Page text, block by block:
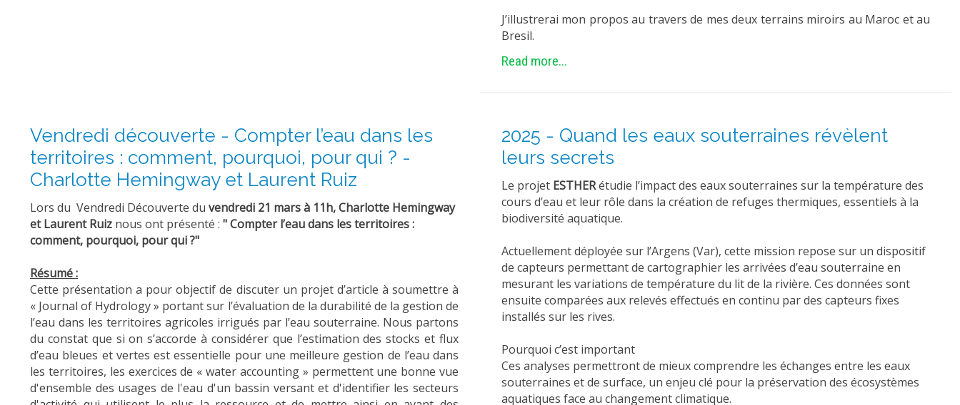
J’illustrerai mon propos au travers de mes deux terrains miroirs au Maroc et au
Bresil.
Read more...
Vendredi découverte - Compter l’eau dans les
territoires : comment, pourquoi, pour qui ? -
Charlotte Hemingway et Laurent Ruiz
Lors du Vendredi Découverte du vendredi 21 mars à 11h, Charlotte Hemingway
et Laurent Ruiz nous ont présenté : " Compter l’eau dans les territoires :
comment, pourquoi, pour qui ?"
Résumé :
Cette présentation a pour objectif de discuter un projet d’article à soumettre à
« Journal of Hydrology » portant sur l’évaluation de la durabilité de la gestion de
l’eau dans les territoires agricoles irrigués par l’eau souterraine. Nous partons
du constat que si on s’accorde à considérer que l’estimation des stocks et flux
d’eau bleues et vertes est essentielle pour une meilleure gestion de l’eau dans
les territoires, les exercices de « water accounting » permettent une bonne vue
d'ensemble des usages de l'eau d'un bassin versant et d'identifier les secteurs
2025 - Quand les eaux souterraines révèlent
leurs secrets
Le projet ESTHERétudie l’impact des eaux souterraines sur la température des
cours d’eau et leur rôle dans la création de refuges thermiques, essentiels à la
biodiversité aquatique.
Actuellement déployée sur l’Argens (Var), cette mission repose sur un dispositif
de capteurs permettant de cartographier les arrivées d’eau souterraine en
mesurant les variations de température du lit de la rivière. Ces données sont
ensuite comparées aux relevés effectués en continu par des capteurs fixes
installés sur les rives.
Pourquoi c’est important
Ces analyses permettront de mieux comprendre les échanges entre les eaux
souterraines et de surface, un enjeu clé pour la préservation des écosystèmes
aquatiques face au changement climatique.